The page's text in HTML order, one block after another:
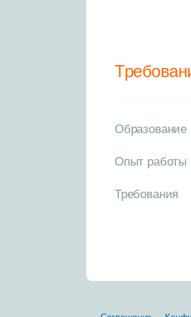
Образование
Опыт работы
Требования